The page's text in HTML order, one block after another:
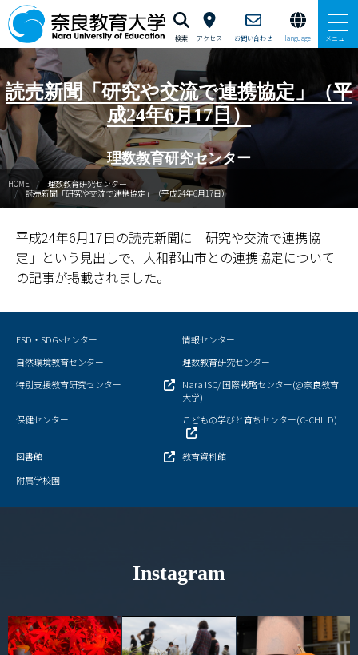
検索 アクセス お問い合わせ language メニュー
新理数ニュース
新理数プログラム（SST養成）
サマースクールイン曽爾
ウィンタースクールイン曽爾
GUTS（学力向上合宿）支援
サイエンス・スクールin五條
ならサイエンス・モール
奈良新聞コラム
オープン・サイエンス・ラボ
理数教育プロジェクト
理数プロジェクト報告書
理数教育研究センター教員一覧
読売新聞「研究や交流で連携協定」（平
成24年6月17日）
理数教育研究センター
HOME
理数教育研究センター
読売新聞「研究や交流で連携協定」（平成24年6月17日）
平成24年6月17日の読売新聞に「研究や交流で連携協
定」という見出しで、大和郡山市との連携協定について
の記事が掲載されました。
ESD・SDGsセンター
情報センター
自然環境教育センター
理数教育研究センター
特別支援教育研究センター
Nara ISC/ 国際戦略センター(@奈良教育
大学)
保健センター
こどもの学びと育ちセンター(C-CHILD)
図書館
教育資料館
附属学校園
Instagram